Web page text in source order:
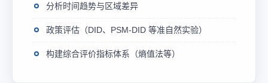
分析时间趋势与区域差异
政策评估（DID、PSM-DID 等准自然实验）
构建综合评价指标体系（熵值法等）